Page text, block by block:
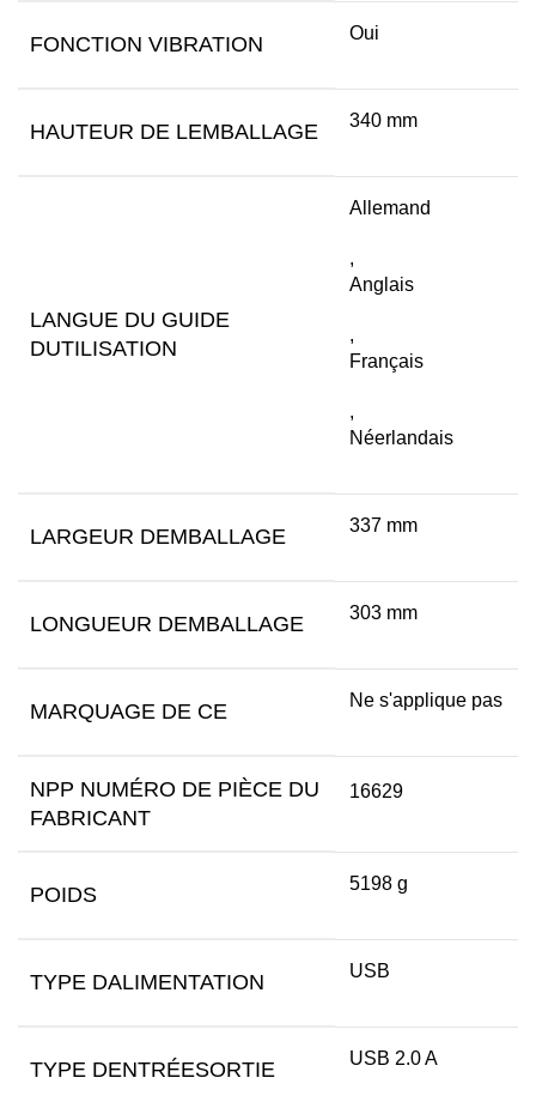
FONCTION VIBRATION Oui
HAUTEUR DE LEMBALLAGE 340 mm
LANGUE DU GUIDE
DUTILISATION
Allemand
,
Anglais
,
Français
,
Néerlandais
LARGEUR DEMBALLAGE 337 mm
LONGUEUR DEMBALLAGE 303 mm
MARQUAGE DE CE Ne s'applique pas
NPP NUMÉRO DE PIÈCE DU
FABRICANT
16629
POIDS 5198 g
TYPE DALIMENTATION USB
TYPE DENTRÉESORTIE USB 2.0 A